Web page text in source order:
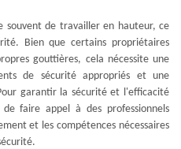
souvent de travailler en hauteur, ce
Bien que certains propriétaires
gouttières, cela nécessite une
de sécurité appropriés et une
garantir la sécurité et l'efficacité
faire appel à des professionnels
et les compétences nécessaires